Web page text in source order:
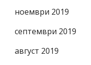
ноември 2019
септември 2019
август 2019